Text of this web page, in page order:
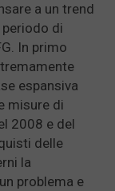
a un trend
di
In primo
espansiva
misure di
2008 e del
delle
la
problema e